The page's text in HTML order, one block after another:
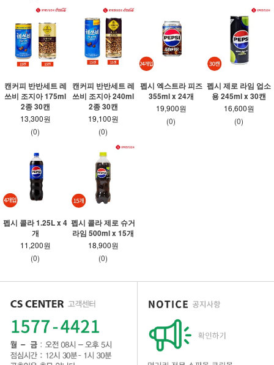
캔커피 반반세트 레
쓰비 조지아 175ml
2종 30캔
13,300원
(0)
캔커피 반반세트 레
쓰비 조지아 240ml
2종 30캔
19,100원
(0)
펩시 엑스트라 피즈
355ml x 24개
19,900원
(0)
펩시 제로 라임 업소
용 245ml x 30캔
16,600원
(0)
펩시 콜라 1.25L x 4
개
11,200원
(0)
펩시 콜라 제로 슈거
라임 500ml x 15개
18,900원
(0)